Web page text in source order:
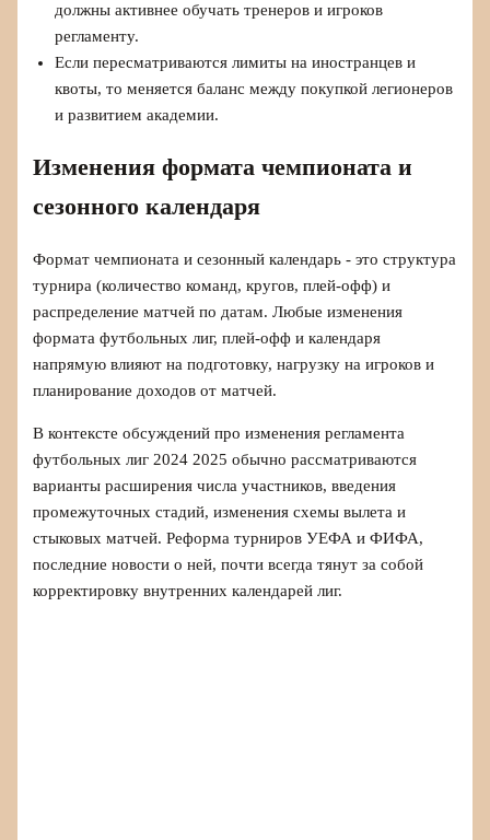
должны активнее обучать тренеров и игроков
регламенту.
Если пересматриваются лимиты на иностранцев и
квоты, то меняется баланс между покупкой легионеров
и развитием академии.
Изменения формата чемпионата и
сезонного календаря
Формат чемпионата и сезонный календарь - это структура
турнира (количество команд, кругов, плей‑офф) и
распределение матчей по датам. Любые изменения
формата футбольных лиг, плей‑офф и календаря
напрямую влияют на подготовку, нагрузку на игроков и
планирование доходов от матчей.
В контексте обсуждений про изменения регламента
футбольных лиг 2024 2025 обычно рассматриваются
варианты расширения числа участников, введения
промежуточных стадий, изменения схемы вылета и
стыковых матчей. Реформа турниров УЕФА и ФИФА,
последние новости о ней, почти всегда тянут за собой
корректировку внутренних календарей лиг.